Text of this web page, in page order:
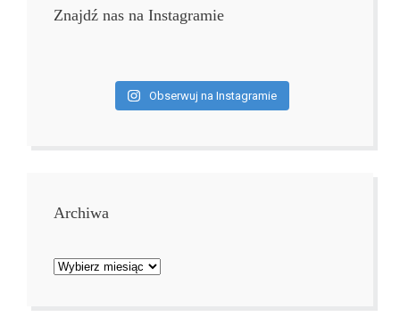
Znajdź nas na Instagramie
Obserwuj na Instagramie
Archiwa
Archiwa